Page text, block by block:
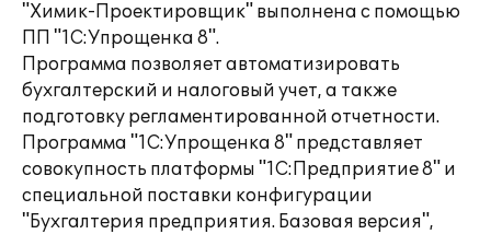
"Химик-Проектировщик" выполнена с помощью
ПП "1С:Упрощенка 8".
Программа позволяет автоматизировать
бухгалтерский и налоговый учет, а также
подготовку регламентированной отчетности.
Программа "1С:Упрощенка 8" представляет
совокупность платформы "1С:Предприятие 8" и
специальной поставки конфигурации
"Бухгалтерия предприятия. Базовая версия",